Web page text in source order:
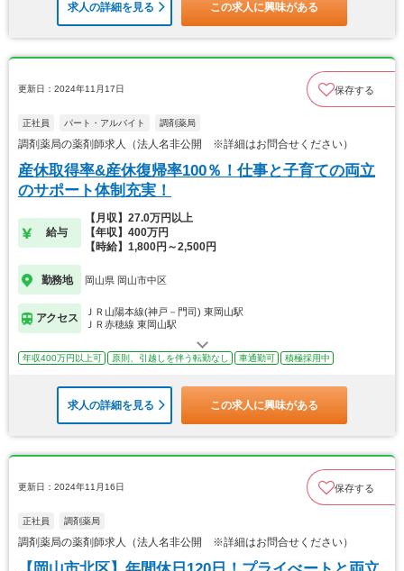
求人の詳細を見る この求人に興味がある
更新日：2024年11月17日 保存する
正社員 パート・アルバイト 調剤薬局
調剤薬局の薬剤師求人（法人名非公開 ※詳細はお問合せください）
産休取得率&産休復帰率100％！仕事と子育ての両立
のサポート体制充実！
給与
【月収】27.0万円以上
【年収】400万円
【時給】1,800円～2,500円
勤務地 岡山県 岡山市中区
アクセス
ＪＲ山陽本線(神戸－門司) 東岡山駅
ＪＲ赤穂線 東岡山駅
年収400万円以上可 原則、引越しを伴う転勤なし 車通勤可 積極採用中
求人の詳細を見る この求人に興味がある
更新日：2024年11月16日 保存する
正社員 調剤薬局
調剤薬局の薬剤師求人（法人名非公開 ※詳細はお問合せください）